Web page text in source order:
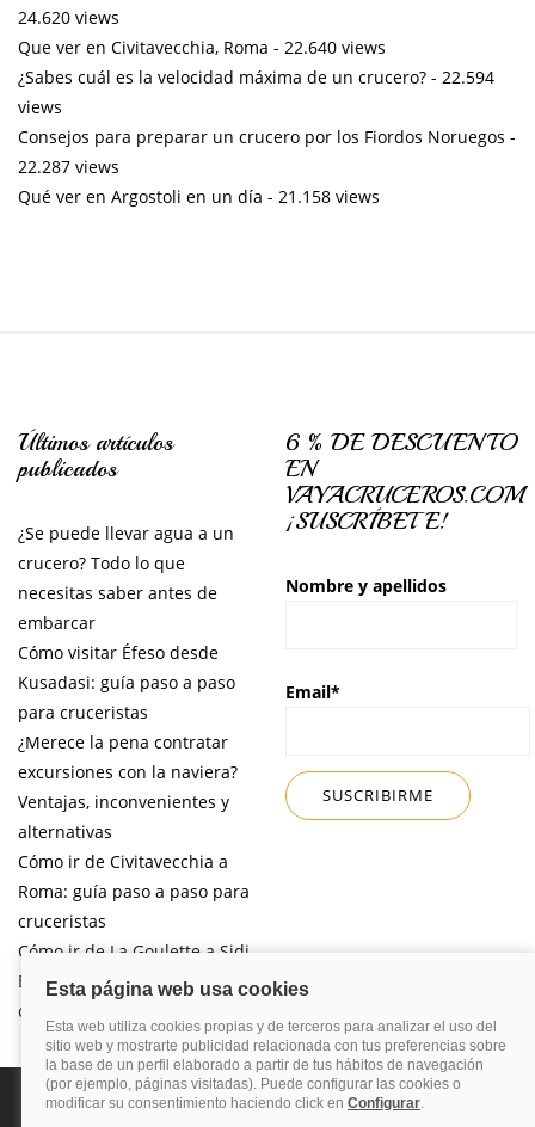
24.620 views
Que ver en Civitavecchia, Roma - 22.640 views
¿Sabes cuál es la velocidad máxima de un crucero? - 22.594
views
Consejos para preparar un crucero por los Fiordos Noruegos -
22.287 views
Qué ver en Argostoli en un día - 21.158 views
Últimos artículos
publicados
¿Se puede llevar agua a un
crucero? Todo lo que
necesitas saber antes de
embarcar
Cómo visitar Éfeso desde
Kusadasi: guía paso a paso
para cruceristas
¿Merece la pena contratar
excursiones con la naviera?
Ventajas, inconvenientes y
alternativas
Cómo ir de Civitavecchia a
Roma: guía paso a paso para
cruceristas
Cómo ir de La Goulette a Sidi
Bou Said por libre desde tu
crucero
6 % DE DESCUENTO
EN
VAYACRUCEROS.COM
¡SUSCRÍBETE!
Nombre y apellidos
Email*